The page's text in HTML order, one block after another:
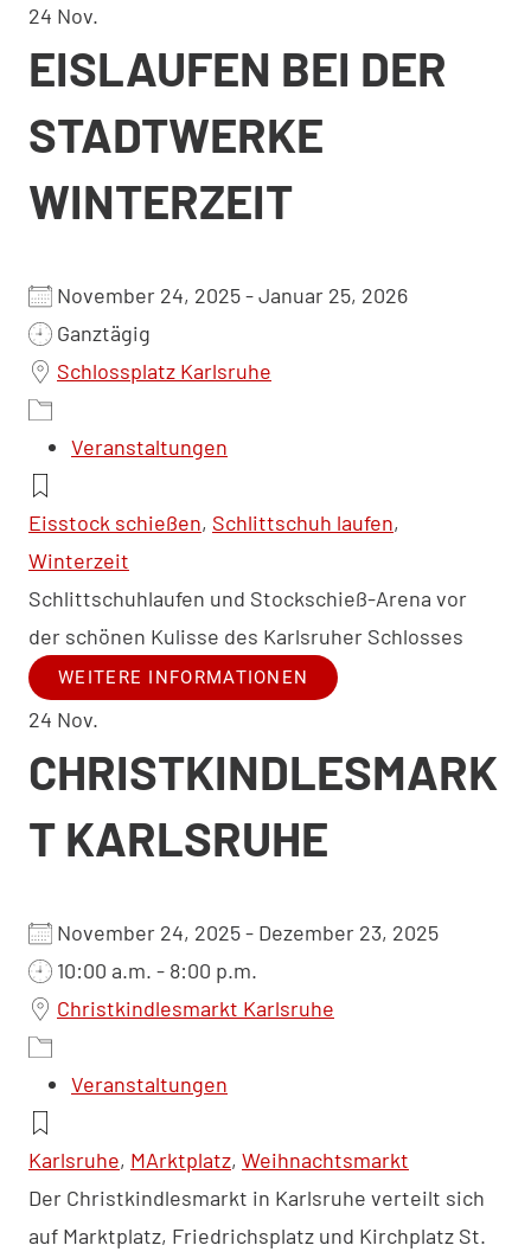
24 Nov.
EISLAUFEN BEI DER
STADTWERKE
WINTERZEIT
November 24, 2025 - Januar 25, 2026
Ganztägig
Schlossplatz Karlsruhe
Veranstaltungen
Eisstock schießen, Schlittschuh laufen,
Winterzeit
Schlittschuhlaufen und Stockschieß-Arena vor
der schönen Kulisse des Karlsruher Schlosses
WEITERE INFORMATIONEN
24 Nov.
CHRISTKINDLESMARK
T KARLSRUHE
November 24, 2025 - Dezember 23, 2025
10:00 a.m. - 8:00 p.m.
Christkindlesmarkt Karlsruhe
Veranstaltungen
Karlsruhe, MArktplatz, Weihnachtsmarkt
Der Christkindlesmarkt in Karlsruhe verteilt sich
auf Marktplatz, Friedrichsplatz und Kirchplatz St.